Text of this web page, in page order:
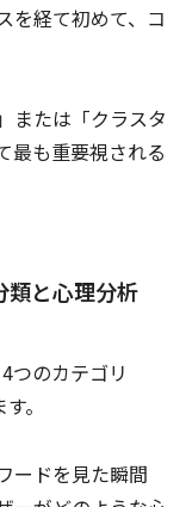
を経て初めて、コ
または「クラスタ
最も重要視される
類と心理分析
つのカテゴリ
。
ードを見た瞬間